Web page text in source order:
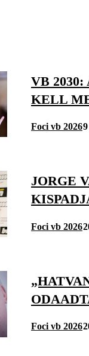
VB
KELL
Foci vb 2026
JORGE
Foci vb 2026
Foci vb 2026